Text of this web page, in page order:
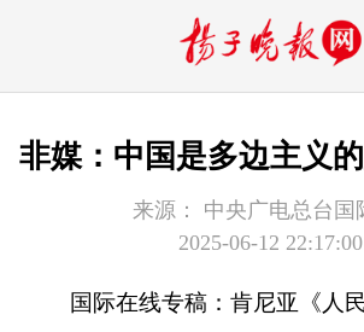
非媒：中国是多边主义
来源：
中央广电总台国
2025-06-12 22:17:00
国际在线专稿：肯尼亚《人